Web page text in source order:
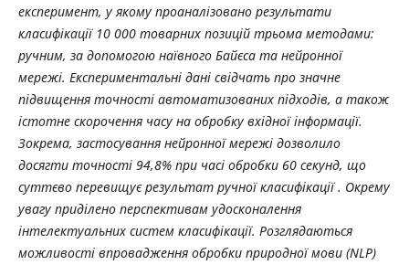
експеримент, у якому проаналізовано результати
класифікації 10 000 товарних позицій трьома методами:
ручним, за допомогою наївного Байєса та нейронної
мережі. Експериментальні дані свідчать про значне
підвищення точності автоматизованих підходів, а також
істотне скорочення часу на обробку вхідної інформації.
Зокрема, застосування нейронної мережі дозволило
досягти точності 94,8% при часі обробки 60 секунд, що
суттєво перевищує результат ручної класифікації . Окрему
увагу приділено перспективам удосконалення
інтелектуальних систем класифікації. Розглядаються
можливості впровадження обробки природної мови (NLP)